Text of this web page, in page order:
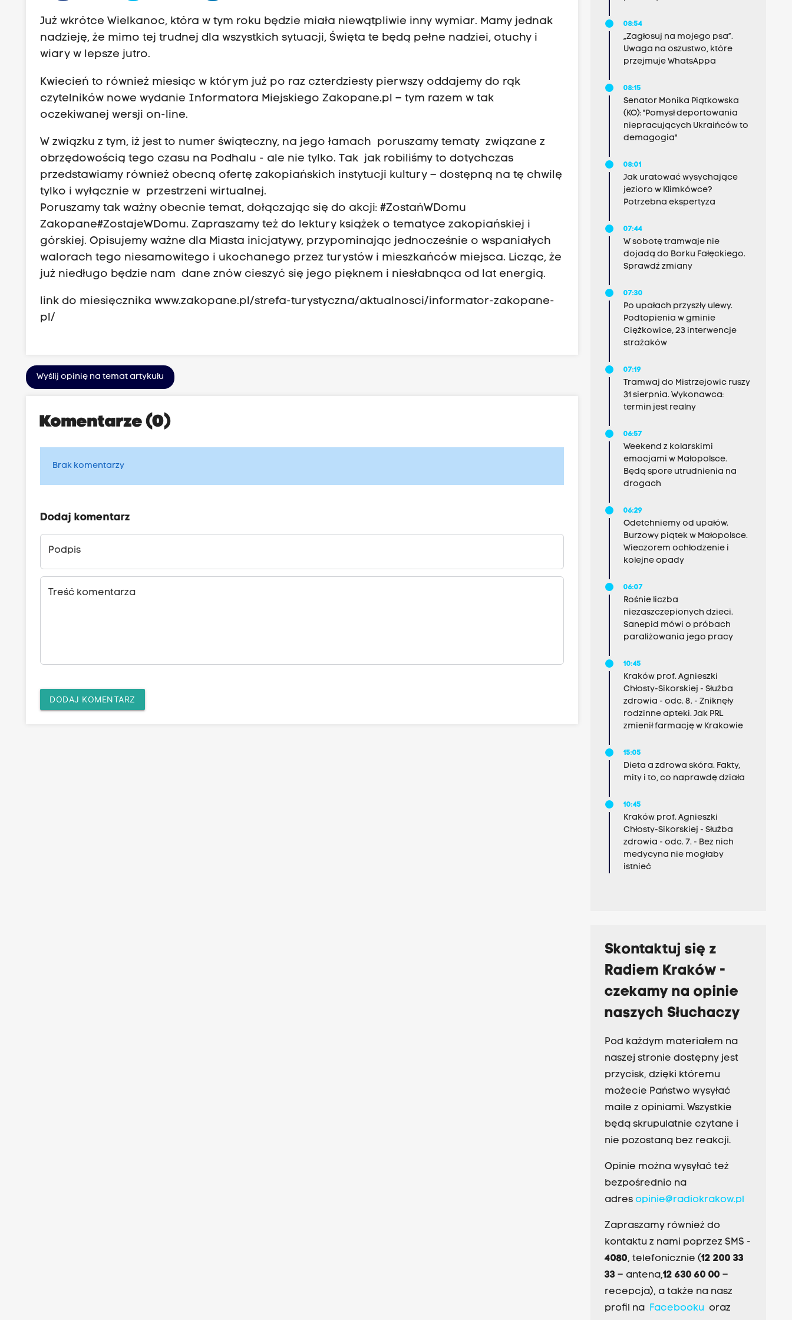
Już wkrótce Wielkanoc, która w tym roku będzie miała niewątpliwie inny wymiar. Mamy jednak
nadzieję, że mimo tej trudnej dla wszystkich sytuacji, Święta te będą pełne nadziei, otuchy i
wiary w lepsze jutro.
Kwiecień to również miesiąc w którym już po raz czterdziesty pierwszy oddajemy do rąk
czytelników nowe wydanie Informatora Miejskiego Zakopane.pl – tym razem w tak
oczekiwanej wersji on-line.
W związku z tym, iż jest to numer świąteczny, na jego łamach poruszamy tematy związane z
obrzędowością tego czasu na Podhalu - ale nie tylko. Tak jak robiliśmy to dotychczas
przedstawiamy również obecną ofertę zakopiańskich instytucji kultury – dostępną na tę chwilę
tylko i wyłącznie w przestrzeni wirtualnej.
Poruszamy tak ważny obecnie temat, dołączając się do akcji: #ZostańWDomu
Zakopane#ZostajeWDomu. Zapraszamy też do lektury książek o tematyce zakopiańskiej i
górskiej. Opisujemy ważne dla Miasta inicjatywy, przypominając jednocześnie o wspaniałych
walorach tego niesamowitego i ukochanego przez turystów i mieszkańców miejsca. Licząc, że
już niedługo będzie nam dane znów cieszyć się jego pięknem i niesłabnąca od lat energią.
link do miesięcznikawww.zakopane.pl/strefa-turystyczna/aktualnosci/informator-zakopane-
pl/
Wyślij opinię na temat artykułu
Komentarze (0)
Brak komentarzy
Dodaj komentarz
Podpis
Treść komentarza
DODAJ KOMENTARZ
08:54
„Zagłosuj na mojego psa”.
Uwaga na oszustwo, które
przejmuje WhatsAppa
08:15
Senator Monika Piątkowska
(KO): "Pomysł deportowania
niepracujących Ukraińców to
demagogia"
08:01
Jak uratować wysychające
jezioro w Klimkówce?
Potrzebna ekspertyza
07:44
W sobotę tramwaje nie
dojadą do Borku Fałęckiego.
Sprawdź zmiany
07:30
Po upałach przyszły ulewy.
Podtopienia w gminie
Ciężkowice, 23 interwencje
strażaków
07:19
Tramwaj do Mistrzejowic ruszy
31 sierpnia. Wykonawca:
termin jest realny
06:57
Weekend z kolarskimi
emocjami w Małopolsce.
Będą spore utrudnienia na
drogach
06:29
Odetchniemy od upałów.
Burzowy piątek w Małopolsce.
Wieczorem ochłodzenie i
kolejne opady
06:07
Rośnie liczba
niezaszczepionych dzieci.
Sanepid mówi o próbach
paraliżowania jego pracy
10:45
Kraków prof. Agnieszki
Chłosty-Sikorskiej - Służba
zdrowia - odc. 8. - Zniknęły
rodzinne apteki. Jak PRL
zmienił farmację w Krakowie
15:05
Dieta a zdrowa skóra. Fakty,
mity i to, co naprawdę działa
10:45
Kraków prof. Agnieszki
Chłosty-Sikorskiej - Służba
zdrowia - odc. 7. - Bez nich
medycyna nie mogłaby
istnieć
Skontaktuj się z
Radiem Kraków -
czekamy na opinie
naszych Słuchaczy
Pod każdym materiałem na
naszej stronie dostępny jest
przycisk, dzięki któremu
możecie Państwo wysyłać
maile z opiniami. Wszystkie
będą skrupulatnie czytane i
nie pozostaną bez reakcji.
Opinie można wysyłać też
bezpośrednio na
adres opinie@radiokrakow.pl
Zapraszamy również do
kontaktu z nami poprzez SMS -
4080, telefonicznie (12 200 33
33– antena,12 630 60 00 –
recepcja), a także na nasz
profil na Facebookuoraz